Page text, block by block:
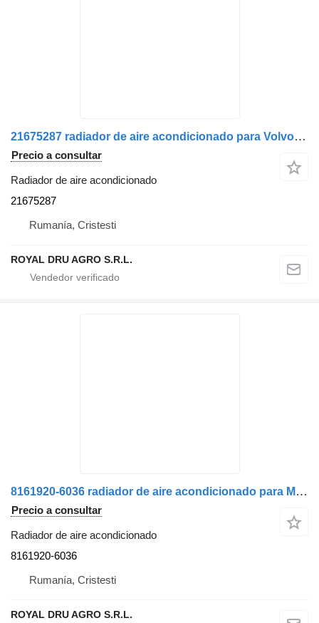
21675287 radiador de aire acondicionado para Volvo camión
Precio a consultar
Radiador de aire acondicionado
21675287
Rumanía, Cristesti
ROYAL DRU AGRO S.R.L.
8161920-6036 radiador de aire acondicionado para MAN camión
Precio a consultar
Radiador de aire acondicionado
8161920-6036
Rumanía, Cristesti
ROYAL DRU AGRO S.R.L.